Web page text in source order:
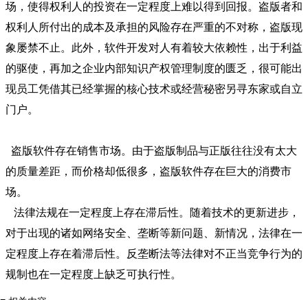
场，使得权利人的投资在一定程度上难以得到回报。盗版者和
权利人所付出的成本及承担的风险存在严重的不对称，盗版现
象屡禁不止。此外，软件开发对人有着较大依赖性，出于利益
的驱使，再加之企业内部知识产权管理制度的匮乏，很可能出
现员工凭借其已经掌握的核心技术或经营秘密另寻东家或自立
门户。
盗版软件存在销售市场。由于盗版制品与正版往往没有太大
的质量差距，而价格却低很多，盗版软件存在巨大的消费市
场。
法律法规在一定程度上存在滞后性。随着技术的更新进步，
对于出现的诸如网络安全、垄断等新问题、新情况，法律在一
定程度上存在着滞后性。反垄断法等法律对不正当竞争行为的
规制也在一定程度上缺乏可执行性。